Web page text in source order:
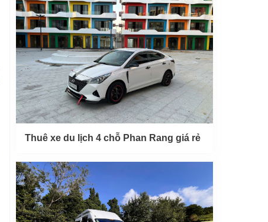
Thuê xe du lịch 4 chỗ Phan Rang giá rẻ